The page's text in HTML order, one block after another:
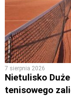
7 sierpnia 2026
Nietulisko
tenisowego